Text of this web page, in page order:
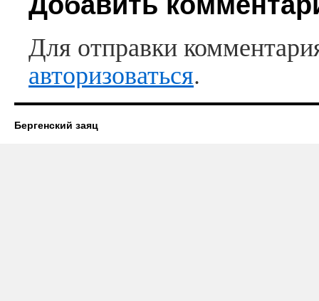
Для отправки
авторизоваться.
Бергенский заяц